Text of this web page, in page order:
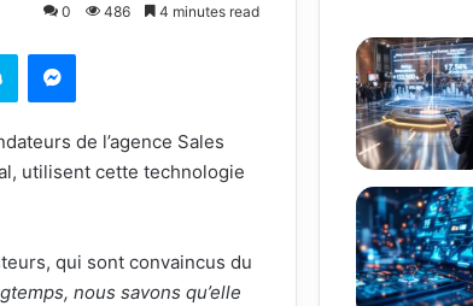
0 486 4 minutes read
de l’agence Sales
utilisent cette technologie
qui sont convaincus du
nous savons qu’elle